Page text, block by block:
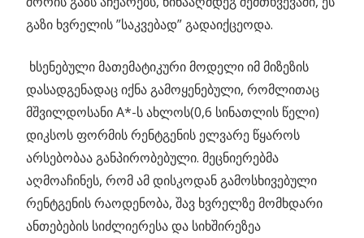
გაზი ხვრელის ”საკვებად” გადაიქცეოდა.
ხსენებული მათემატიკური მოდელი იმ მიზეზის
დასადგენადაც იქნა გამოყენებული, რომლითაც
მშვილდოსანი A*-ს ახლოს(0,6 სინათლის წელი)
დიკსოს ფორმის რენტგენის ელვარე წყაროს
არსებობაა განპირობებული. მეცნიერებმა
აღმოაჩინეს, რომ ამ დისკოდან გამოსხივებული
რენტგენის რაოდენობა, შავ ხვრელზე მომხდარი
ანთებების სიძლიერესა და სიხშირეზეა